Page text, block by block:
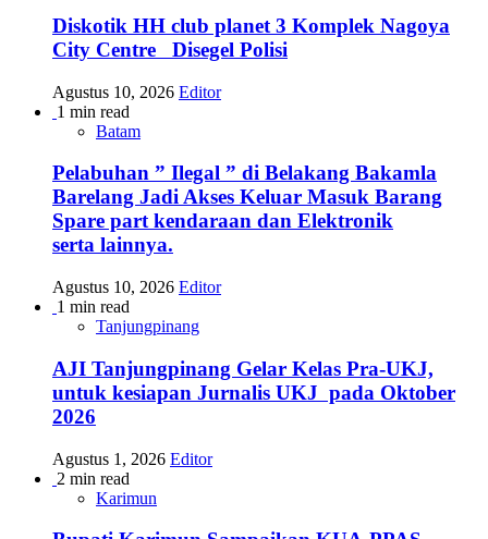
Diskotik HH club planet 3 Komplek Nagoya
City Centre Disegel Polisi
Agustus 10, 2026 Editor
1 min read
Batam
Pelabuhan ” Ilegal ” di Belakang Bakamla
Barelang Jadi Akses Keluar Masuk Barang
Spare part kendaraan dan Elektronik
serta lainnya.
Agustus 10, 2026 Editor
1 min read
Tanjungpinang
AJI Tanjungpinang Gelar Kelas Pra-UKJ,
untuk kesiapan Jurnalis UKJ pada Oktober
2026
Agustus 1, 2026 Editor
2 min read
Karimun